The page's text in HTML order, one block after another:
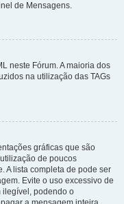
de Mensagens.
neste Fórum. A maioria dos
na utilização das TAGs
gráficas que são
de poucos
A lista completa de pode ser
Evite o uso excessivo de
ilegível, podendo o